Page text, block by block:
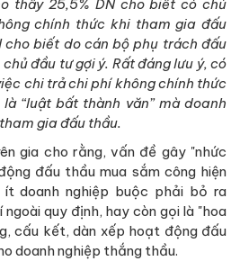
thấy 25,5% DN cho biết có chủ
chính thức khi tham gia đấu
cho biết do cán bộ phụ trách đấu
đầu tư gợi ý. Rất đáng lưu ý, có
chi trả chi phí không chính thức
“luật bất thành văn” mà doanh
gia đấu thầu.
gia cho rằng, vấn đề gây "nhức
đấu thầu mua sắm công hiện
doanh nghiệp buộc phải bỏ ra
quy định, hay còn gọi là "hoa
cấu kết, dàn xếp hoạt động đấu
doanh nghiệp thắng thầu.